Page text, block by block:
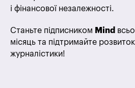
і фінансової незалежності.
Станьте підписником Mind
місяць та підтримайте
журналістики!